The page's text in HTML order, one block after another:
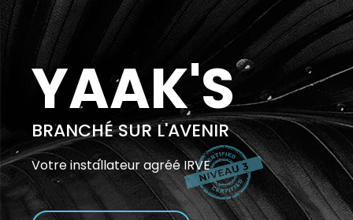
YAAK'S
BRANCHÉ SUR L'AVENIR
Votre installateur agréé IRVE